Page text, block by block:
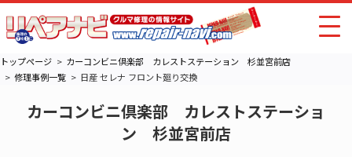
トップページ
カーコンビニ倶楽部 カレストステーション 杉並宮前店
修理事例一覧
日産 セレナ フロント廻り交換
カーコンビニ倶楽部 カレストステーショ
ン 杉並宮前店